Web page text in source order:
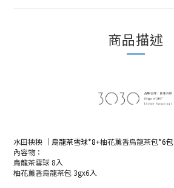
商品描述
水田秧秧 ｜烏龍茶雪球*8+柚花薰香烏龍茶包*6包
內容物：
烏龍茶雪球 8入
柚花薰香烏龍茶包 3gx6入